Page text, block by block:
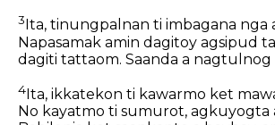
3 Ita, tinungpalnan ti imbagana nga
Napasamak amin dagitoy agsipud
dagiti tattaom. Saanda a nagtulnog
4Ita, ikkatekon ti kawarmo ket
No kayatmo ti sumurot, agkuyogta